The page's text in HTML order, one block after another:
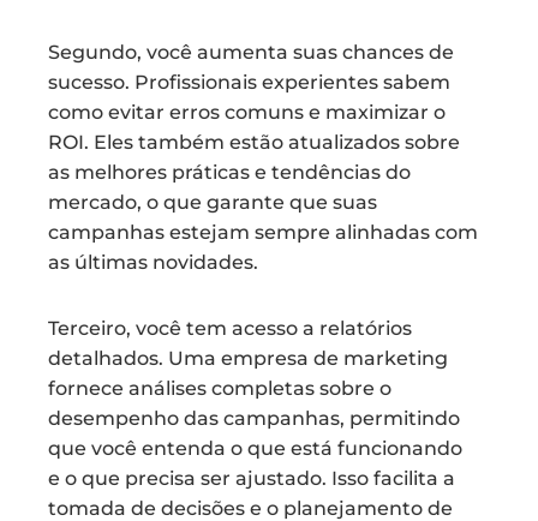
Segundo, você aumenta suas chances de
sucesso. Profissionais experientes sabem
como evitar erros comuns e maximizar o
ROI. Eles também estão atualizados sobre
as melhores práticas e tendências do
mercado, o que garante que suas
campanhas estejam sempre alinhadas com
as últimas novidades.
Terceiro, você tem acesso a relatórios
detalhados. Uma empresa de marketing
fornece análises completas sobre o
desempenho das campanhas, permitindo
que você entenda o que está funcionando
e o que precisa ser ajustado. Isso facilita a
tomada de decisões e o planejamento de